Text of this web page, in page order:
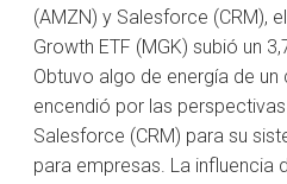
(AMZN) y Salesforce (CRM),
Growth ETF (MGK) subió un
Obtuvo algo de energía de
encendió por las
Salesforce (CRM) para su
para empresas. La influencia